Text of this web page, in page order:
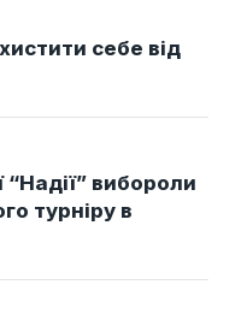
себе від
“Надії” вибороли
турніру в